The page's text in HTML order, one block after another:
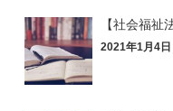
【社会福祉
2021年1月4日